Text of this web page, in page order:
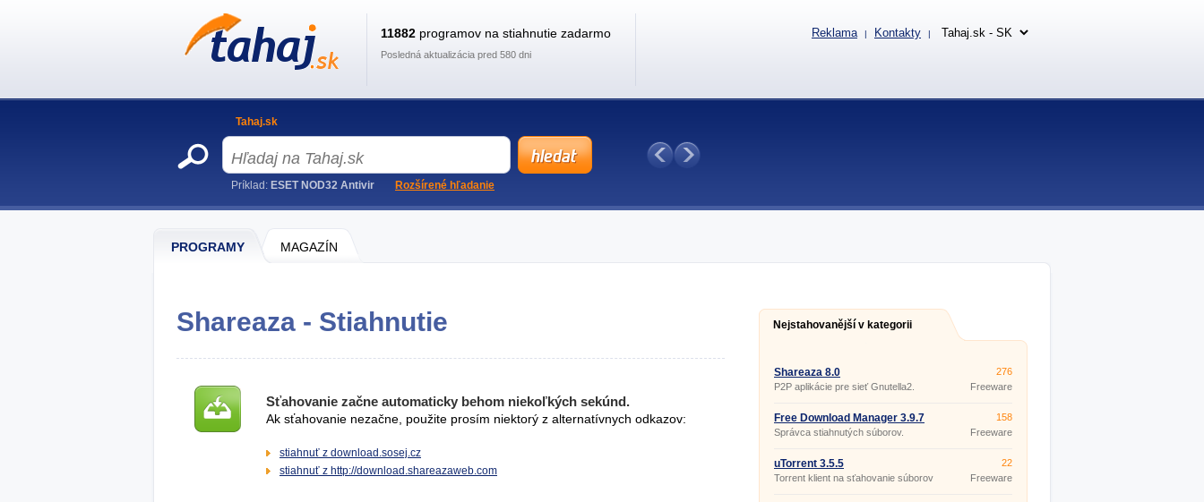
PROGRAMY MAGAZÍN
Shareaza - Stiahnutie
Sťahovanie začne automaticky behom niekoľkých sekúnd.
Ak sťahovanie nezačne, použite prosím niektorý z alternatívnych odkazov:
stiahnuť z download.sosej.cz
stiahnuť z http://download.shareazaweb.com
Nejstahovanější v kategorii
Shareaza 8.0
P2P aplikácie pre sieť Gnutella2.
276
Freeware
Free Download Manager 3.9.7
Build 1625
Správca stiahnutých súborov.
158
Freeware
uTorrent 3.5.5
Torrent klient na sťahovanie súborov
22
Freeware
11882 programov na stiahnutie zadarmo
Posledná aktualizácia pred 580 dni
Reklama | Kontakty |
Tahaj.sk
Príklad: ESET NOD32 Antivir Rozšírené hľadanie